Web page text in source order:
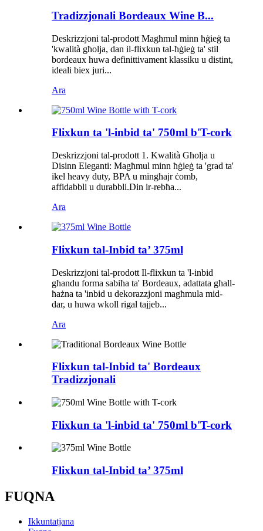
Tradizzjonali Bordeaux Wine B...
Deskrizzjoni tal-prodott Magħmul minn ħġieġ ta
'kwalità għolja, dan il-flixkun tal-ħġieġ ta' stil
bordeaux huwa definittivament klassiku u distint,
ideali biex juri...
Ara
Flixkun ta 'l-inbid ta' 750ml b'T-cork
Deskrizzjoni tal-prodott 1. Kwalità Għolja u
Disinn Eleganti: Magħmul minn ħġieġ ta 'grad ta'
ikel heavy duty, BPA u mingħajr ċomb,
affidabbli u durabbli.Din ir-rebħa...
Ara
Flixkun tal-Inbid ta’ 375ml
Deskrizzjoni tal-prodott Il-flixkun ta 'l-inbid
għandu forma sabiħa ta' Bordeaux, adattata għall-
ħażna ta 'inbid u dekorazzjoni magħmula mid-
dar, u huwa wkoll rigal tajjeb...
Ara
Flixkun tal-Inbid ta' Bordeaux
Tradizzjonali
Flixkun ta 'l-inbid ta' 750ml b'T-cork
Flixkun tal-Inbid ta’ 375ml
FUQNA
Ikkuntatjana